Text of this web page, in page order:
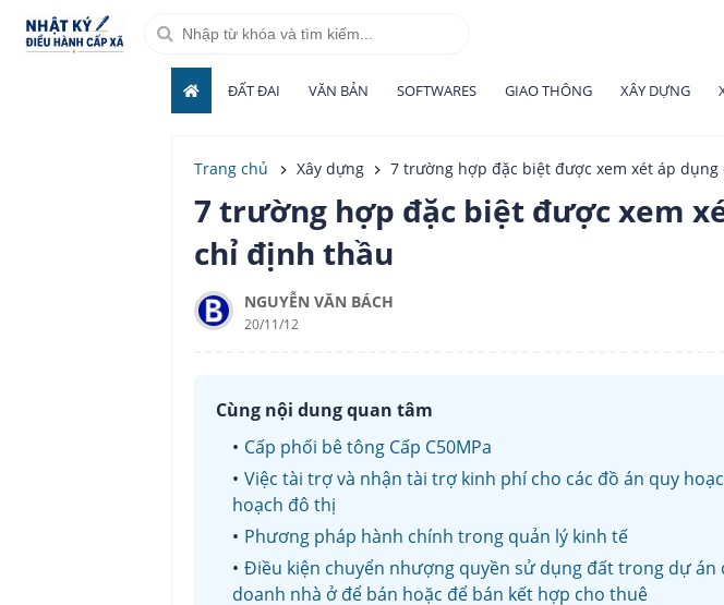
ĐẤT ĐAI VĂN BẢN SOFTWARES GIAO THÔNG XÂY DỰNG
Trang chủ Xây dựng 7 trường hợp đặc biệt được xem xét áp
7 trường hợp đặc biệt được xem
chỉ định thầu
NGUYỄN VĂN BÁCH
20/11/12
Cùng nội dung quan tâm
Cấp phối bê tông Cấp C50MPa
Việc tài trợ và nhận tài trợ kinh phí cho các đồ án quy
hoạch đô thị
Phương pháp hành chính trong quản lý kinh tế
Điều kiện chuyển nhượng quyền sử dụng đất trong dự án
doanh nhà ở để bán hoặc để bán kết hợp cho thuê